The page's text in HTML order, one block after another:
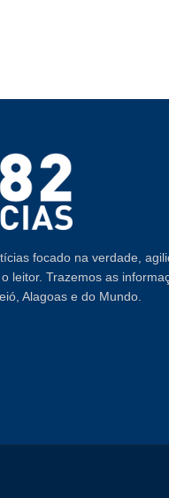
focado na verdade,
leitor. Trazemos as
Alagoas e do Mundo.